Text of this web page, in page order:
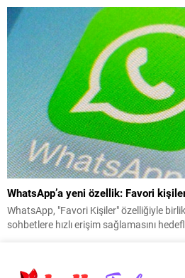
WhatsApp’a yeni özellik: Favori
WhatsApp, "Favori Kişiler" özelliğiyle
sohbetlere hızlı erişim sağlamasını